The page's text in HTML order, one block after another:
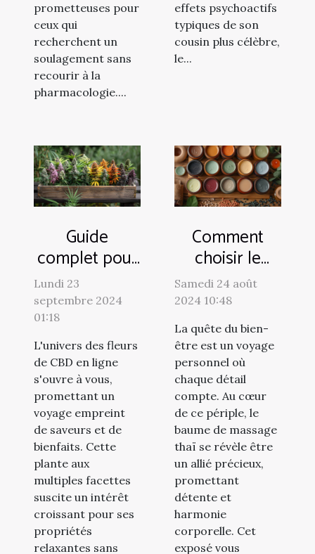
prometteuses pour
ceux qui
recherchent un
soulagement sans
recourir à la
pharmacologie....
effets psychoactifs
typiques de son
cousin plus célèbre,
le...
Guide
complet pour
débuter avec
les fleurs de
CBD en ligne
Lundi 23
septembre 2024
01:18
L'univers des fleurs
de CBD en ligne
s'ouvre à vous,
promettant un
voyage empreint
de saveurs et de
bienfaits. Cette
plante aux
multiples facettes
suscite un intérêt
croissant pour ses
propriétés
relaxantes sans
Comment
choisir le
baume de
massage thaï
idéal pour
votre bien-
être
Samedi 24 août
2024 10:48
La quête du bien-
être est un voyage
personnel où
chaque détail
compte. Au cœur
de ce périple, le
baume de massage
thaï se révèle être
un allié précieux,
promettant
détente et
harmonie
corporelle. Cet
exposé vous